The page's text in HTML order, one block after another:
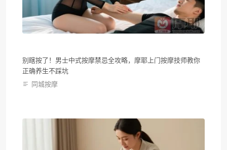
别瞎按了！男士中式按摩禁忌全攻略，摩耶上门按摩技师教你
正确养生不踩坑
同城按摩